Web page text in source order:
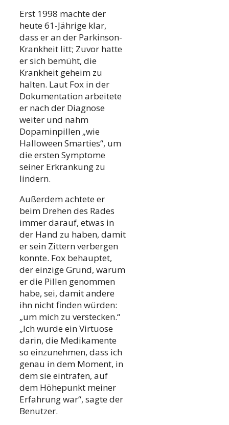
Erst 1998 machte der
heute 61-Jährige klar,
dass er an der Parkinson-
Krankheit litt; Zuvor hatte
er sich bemüht, die
Krankheit geheim zu
halten. Laut Fox in der
Dokumentation arbeitete
er nach der Diagnose
weiter und nahm
Dopaminpillen „wie
Halloween Smarties“, um
die ersten Symptome
seiner Erkrankung zu
lindern.
Außerdem achtete er
beim Drehen des Rades
immer darauf, etwas in
der Hand zu haben, damit
er sein Zittern verbergen
konnte. Fox behauptet,
der einzige Grund, warum
er die Pillen genommen
habe, sei, damit andere
ihn nicht finden würden:
„um mich zu verstecken.“
„Ich wurde ein Virtuose
darin, die Medikamente
so einzunehmen, dass ich
genau in dem Moment, in
dem sie eintrafen, auf
dem Höhepunkt meiner
Erfahrung war“, sagte der
Benutzer.